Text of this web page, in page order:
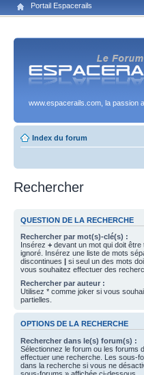
Portail Espacerails
www.espacerails.com, la passion
Index du forum
Rechercher
QUESTION DE LA RECHERCHE
Rechercher par mot(s)-clé(s) :
Insérez + devant un mot qui doit être
ignoré. Insérez une liste de mots
discontinues | si seul un des mots
vous souhaitez effectuer des
Rechercher par auteur :
Utilisez * comme joker si vous
partielles.
OPTIONS DE LA RECHERCHE
Rechercher dans le(s) forum(s) :
Sélectionnez le forum ou les forums
effectuer une recherche. Les sous-
dans la recherche si vous ne
sous-forums » affichée ci-dessous.